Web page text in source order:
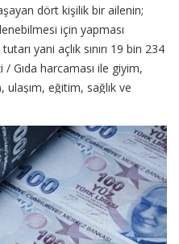
dört kişilik bir ailenin;
için yapması
yani açlık sınırı 19 bin 234
Gıda harcaması ile giyim,
eğitim, sağlık ve